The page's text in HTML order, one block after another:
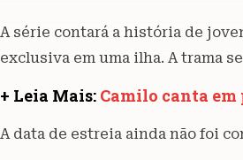
A série contará a história de
exclusiva em uma ilha. A trama
+ Leia Mais: Camilo canta em
A data de estreia ainda não foi